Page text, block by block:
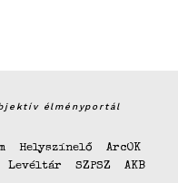
élményportál
Helyszínelő
ArcOK
Levéltár SZPSZ AKB